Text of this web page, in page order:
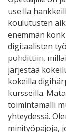
useilla
koulutusten
enemmän
digitaalisten
pohdittiin,
järjestää
kokeilla
kursseilla.
toimintamalli
yhteydessä.
minityöpajoja,